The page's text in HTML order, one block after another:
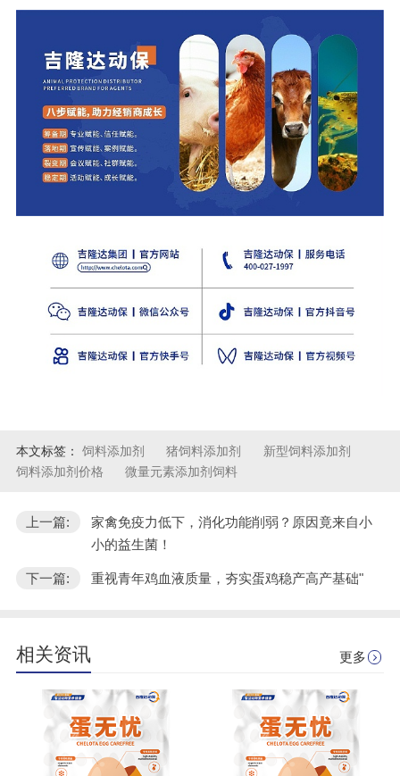
本文标签： 饲料添加剂 猪饲料添加剂
新型饲料添加剂
饲料添加剂价格
微量元素添加剂饲料
上一篇:
家禽免疫力低下，消化功能削弱？原因竟来自小
小的益生菌！
下一篇: 重视青年鸡血液质量，夯实蛋鸡稳产高产基础"
相关资讯 更多